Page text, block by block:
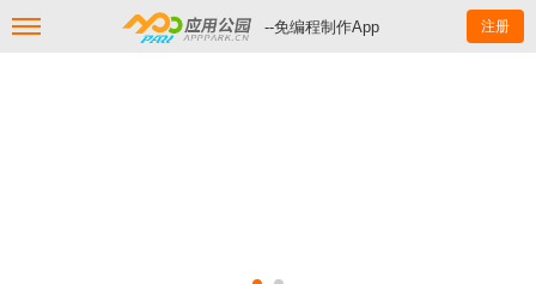
--免编程制作App 注册